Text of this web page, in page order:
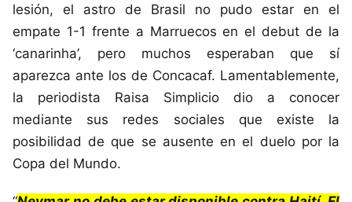
lesión, el astro de Brasil no pudo estar en el
empate 1-1 frente a Marruecos en el debut de la
‘canarinha’, pero muchos esperaban que sí
aparezca ante los de Concacaf. Lamentablemente,
la periodista Raisa Simplicio dio a conocer
mediante sus redes sociales que existe la
posibilidad de que se ausente en el duelo por la
Copa del Mundo.